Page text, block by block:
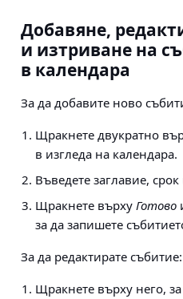
Добавяне,
и изтриване на
в календара
За да добавите ново
Щракнете двукратно
в изгледа на календара.
Въведете заглавие,
Щракнете върху Готово
за да запишете
За да редактирате събитие:
Щракнете върху него,